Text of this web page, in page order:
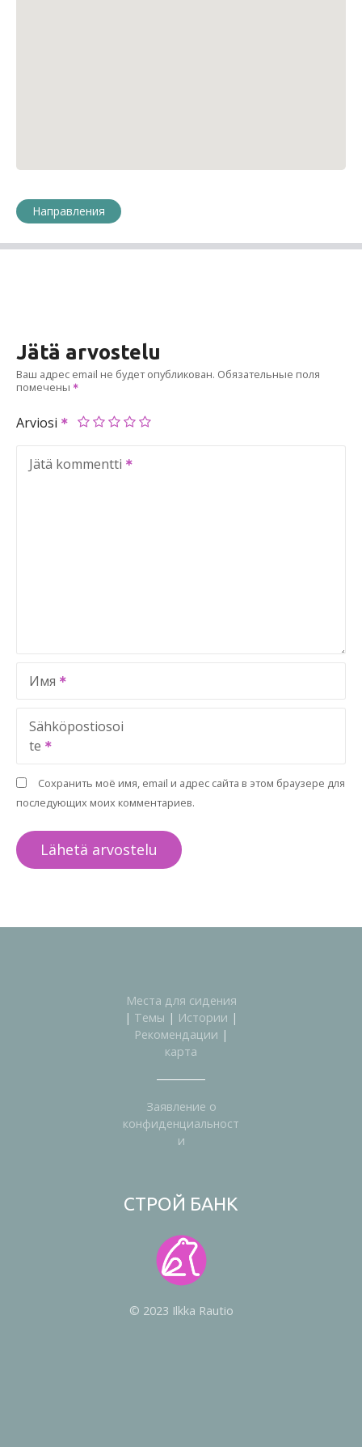
Направления
Jätä arvostelu
Ваш адрес email не будет опубликован. Обязательные поля
помечены
Arviosi
Jätä kommentti
Имя
Sähköpostiosoi
te
Сохранить моё имя, email и адрес сайта в этом браузере для
последующих моих комментариев.
Места для сидения
| Темы | Истории |
Рекомендации |
карта
Заявление о
конфиденциальност
и
СТРОЙ БАНК
© 2023 Ilkka Rautio